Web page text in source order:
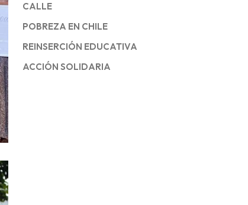
CALLE
POBREZA EN CHILE
REINSERCIÓN EDUCATIVA
ACCIÓN SOLIDARIA